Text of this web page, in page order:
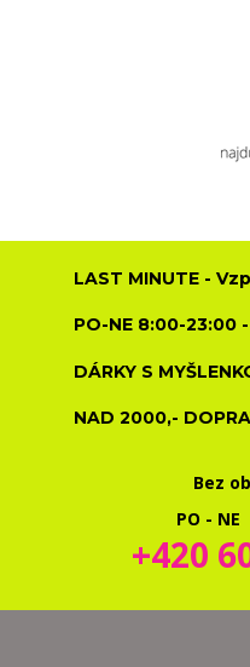
LAST MINUTE -
PO-NE 8:00-23:00
DÁRKY S
NAD 2000,-
Bez
PO -
+420